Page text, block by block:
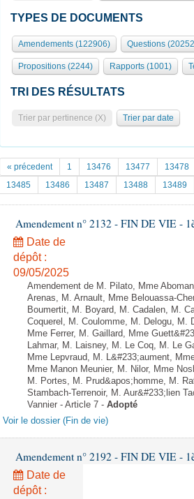
TYPES DE DOCUMENTS
Amendements (122906) Questions
Propositions (2244) Rapports (1001)
TRI DES RÉSULTATS
Trier par pertinence (X) Trier par date
« précedent 1 13476 13477 13478
13485
13486 13487 13488 13489
Amendement n° 2132 - FIN DE VIE -
Date de
dépôt :
09/05/2025
Amendement de M. Pilato, Mme
Arenas, M. Arnault, Mme Belouassa-
Boumertit, M. Boyard, M. Cadalen, M.
Coquerel, M. Coulomme, M. Delogu, M.
Mme Ferrer, M. Gaillard, Mme
Lahmar, M. Laisney, M. Le Coq, M. Le
Mme Lepvraud, M. L&#233;aument,
Mme Manon Meunier, M. Nilor, Mme
M. Portes, M. Prud&apos;homme, M.
Stambach-Terrenoir, M. Aur&#233;lien
Vannier - Article 7 - Adopté
Voir le dossier (Fin de vie)
Amendement n° 2192 - FIN DE VIE -
Date de
dépôt :